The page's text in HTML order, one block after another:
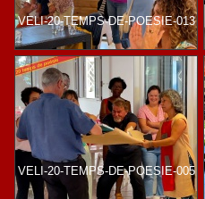
VELI-20-TEMPS-DE-POESIE-013
VELI-20-TEMPS-DE-POESIE-005